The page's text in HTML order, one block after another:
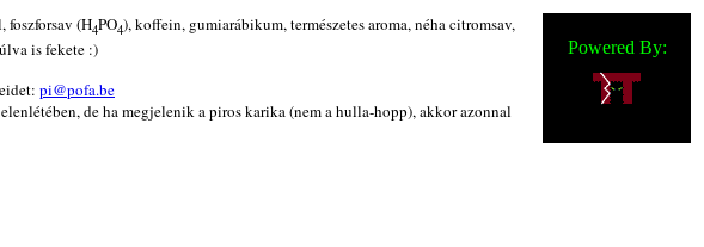
foszforsav (H4PO4), koffein, gumiarábikum, természetes aroma, néha citromsav,
is fekete :)
pi@pofa.be
de ha megjelenik a piros karika (nem a hulla-hopp), akkor azonnal
Powered By: